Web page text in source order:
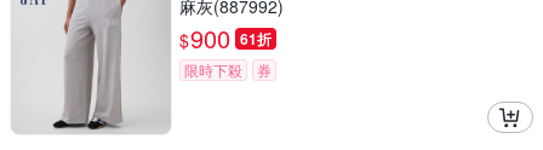
麻灰(887992)
$900 61折
限時下殺 券